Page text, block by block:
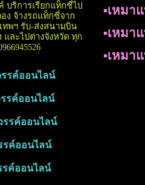
บริการเรียกแท็กซี่ไป
ง จ้างรถแท็กซี่จาก
ทพฯ รับ-ส่งสนามบิน
ละไปต่างจังหวัด ทุก
▪︎เหมา
▪︎เหมา
▪︎เหมา
รรค์ออนไลน์
รค์ออนไลน์
รรค์ออนไลน์
รค์ออนไลน์
รค์ออนไลน์